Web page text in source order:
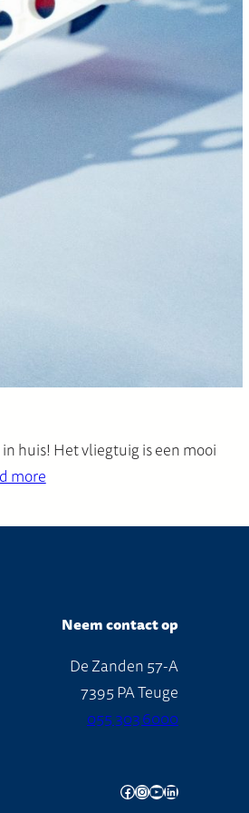
huis! Het vliegtuig is een mooi
more
Neem contact op
De Zanden 57-A
7395 PA Teuge
055 303 6000
Facebook InstagramYouTube LinkedIn